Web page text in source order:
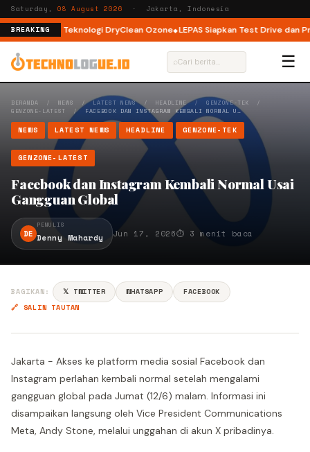
Saturday,08 August 2026 · Jakarta, Indonesia
BREAKING
dengan Teknologi DryClean Ozone LEPAS Siapkan Test Drive dan
⌕ ☰
BERANDA / NEWS /LATEST NEWS/ HEADLINE/GENZONE-TEK /
GENZONE-LATEST
/ FACEBOOK DAN INSTAGRAM KEMBALI NORMAL U…
NEWS LATEST NEWS HEADLINE GENZONE-TEK
GENZONE-LATEST
Facebook dan Instagram Kembali Normal Usai
Gangguan Global
DE
PENULIS
Denny Mahardy Jun 17, 2026⏱ 3 menit baca
BAGIKAN: 𝕏 TWITTER WHATSAPP
FACEBOOK
🔗 SALIN TAUTAN
Jakarta - Akses ke platform media sosial Facebook dan
Instagram perlahan kembali normal setelah mengalami
gangguan global pada Jumat (12/6) malam. Informasi ini
disampaikan langsung oleh Vice President Communications
Meta, Andy Stone, melalui unggahan di akun X pribadinya.